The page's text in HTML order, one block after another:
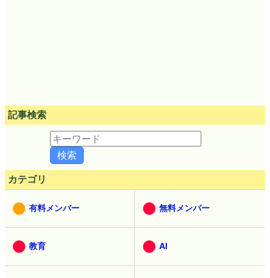
記事検索
カテゴリ
有料メンバー 無料メンバー
教育 AI